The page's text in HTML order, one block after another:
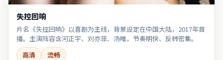
失控回响
片名《失控回响》以喜剧为主线，背景设定在中国大陆，2017年首
播。主演阵容含河正宇、刘亦菲、汤唯，节奏明快、反转密集。
高清
流畅